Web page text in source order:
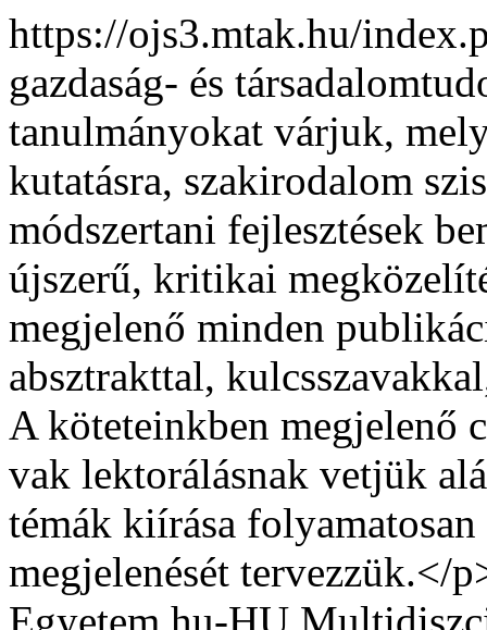
https://ojs3.mtak.hu/
gazdaság- és
tanulmányokat várjuk,
kutatásra, szakirodalom
módszertani fejlesztések
újszerű, kritikai
megjelenő minden
absztrakttal,
A köteteinkben megjelenő
vak lektorálásnak vetjük
témák kiírása
megjelenését tervezzük.</